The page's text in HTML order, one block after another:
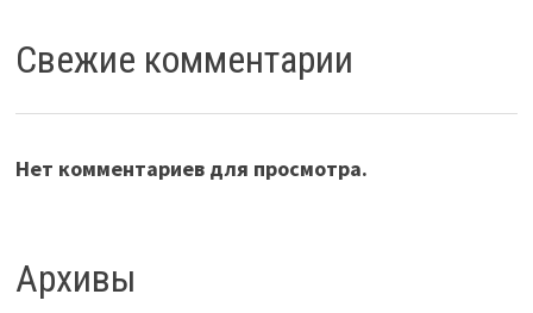
Свежие комментарии
Нет комментариев для просмотра.
Архивы